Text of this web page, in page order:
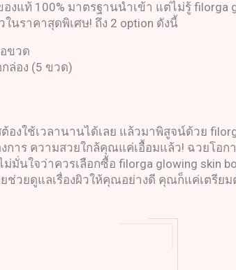
แท้ 100% มาตรฐานนำเข้า แต่ไม่รู้
นราคาสุดพิเศษ! ถึง 2 option ดังนี้
ขวด
ล่อง (5 ขวด)
องใช้เวลานานได้เลย แล้วมาพิสูจน์ด้วย
าร ความสวยใกล้คุณแค่เอื้อมแล้ว! ฉวยโอก
มั่นใจว่าควรเลือกซื้อ filorga glowing
วยดูแลเรื่องผิวให้คุณอย่างดี คุณก็แค่เตรีย